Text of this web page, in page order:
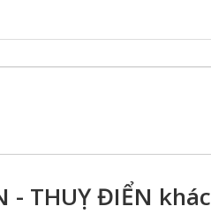
- THUỴ ĐIỂN khác